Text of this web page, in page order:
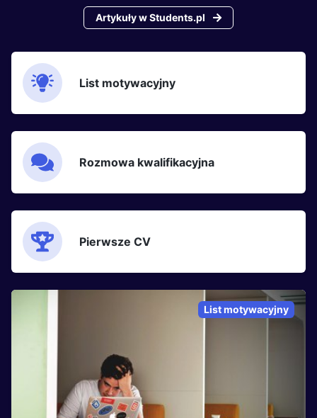
Artykuły w Students.pl
List motywacyjny
Rozmowa kwalifikacyjna
Pierwsze CV
List motywacyjny